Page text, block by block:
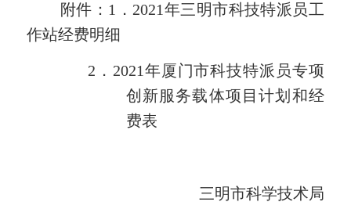
附件： 1 ．2021年三明市科技特派员工
作站经费明细
2 ．2021年厦门市科技特派员专项
创新服务载体项目计划和经
费表
三明市科学技术局